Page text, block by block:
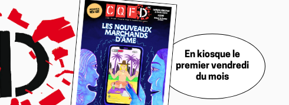
En kiosque le
premier vendredi
du mois